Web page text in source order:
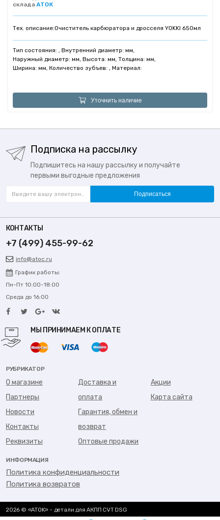
склада АТОК
Тех. описание:Очиститель карбюратора и дросселя YOKKI 650мл
Тип состояния: , Внутренний диаметр: мм,
Наружный диаметр: мм, Высота: мм, Толщина: мм,
Ширина: мм, Количество зубъев: , Материал:
Уточнить наличие
Подписка на рассылку
Подпишитесь на нашу рассылку и получайте
первыми выгодные предложения
Подписаться
КОНТАКТЫ
+7 (499) 455-99-62
info@atoc.ru
График работы:
Пн-Пт 10:00-18:00
Среда до 16:00
МЫ ПРИНИМАЕМ К ОПЛАТЕ
РУБРИКАТОР
О магазине
Партнеры
Новости
Контакты
Реквизиты
Доставка и
оплата
Гарантия, обмен и
возврат
Оптовые продажи
Акции
Карта сайта
ИНФОРМАЦИЯ
Политика конфиденциальности
Политика возвратов
2026 © «ATOK» - детали для АКПП CVT DSG